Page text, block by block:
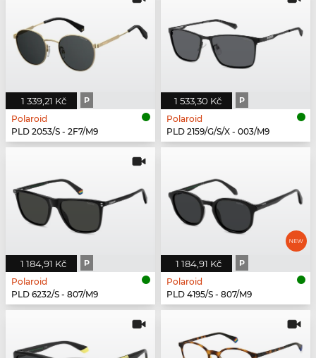
1 339,21 Kč P
Polaroid
PLD 2053/S - 2F7/M9
1 533,30 Kč P
Polaroid
PLD 2159/G/S/X - 003/M9
1 184,91 Kč P
Polaroid
PLD 6232/S - 807/M9
1 184,91 Kč P
Polaroid
PLD 4195/S - 807/M9